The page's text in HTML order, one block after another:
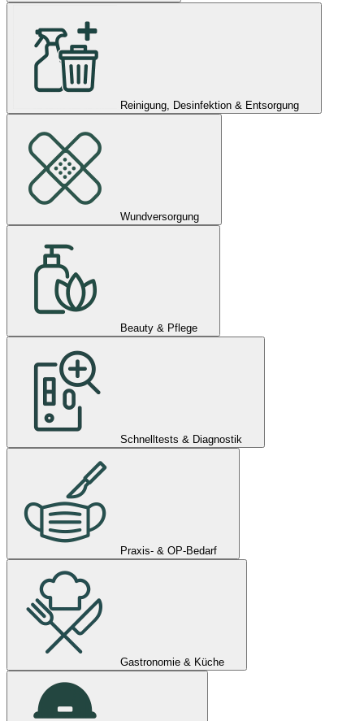
Reinigung, Desinfektion & Entsorgung
Wundversorgung
Beauty & Pflege
Schnelltests & Diagnostik
Praxis- & OP-Bedarf
Gastronomie & Küche